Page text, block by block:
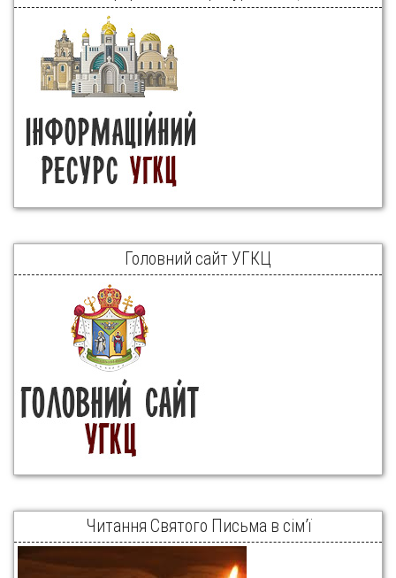
Головний сайт УГКЦ
Читання Святого Письма в сім’ї